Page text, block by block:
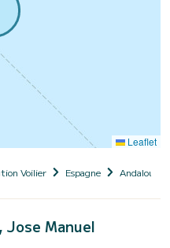
Leaflet
Voilier Espagne Andalousie
Manuel